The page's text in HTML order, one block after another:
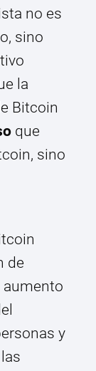
no es
sino
la
Bitcoin
que
sino
de
aumento
y